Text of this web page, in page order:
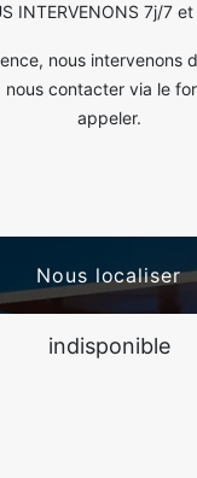
INTERVENONS 7j/7
nous intervenons
nous contacter via le
appeler.
Nous localiser
indisponible